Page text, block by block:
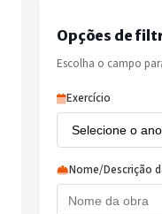
Opções de
Escolha o campo
Exercício
Nome/Descrição